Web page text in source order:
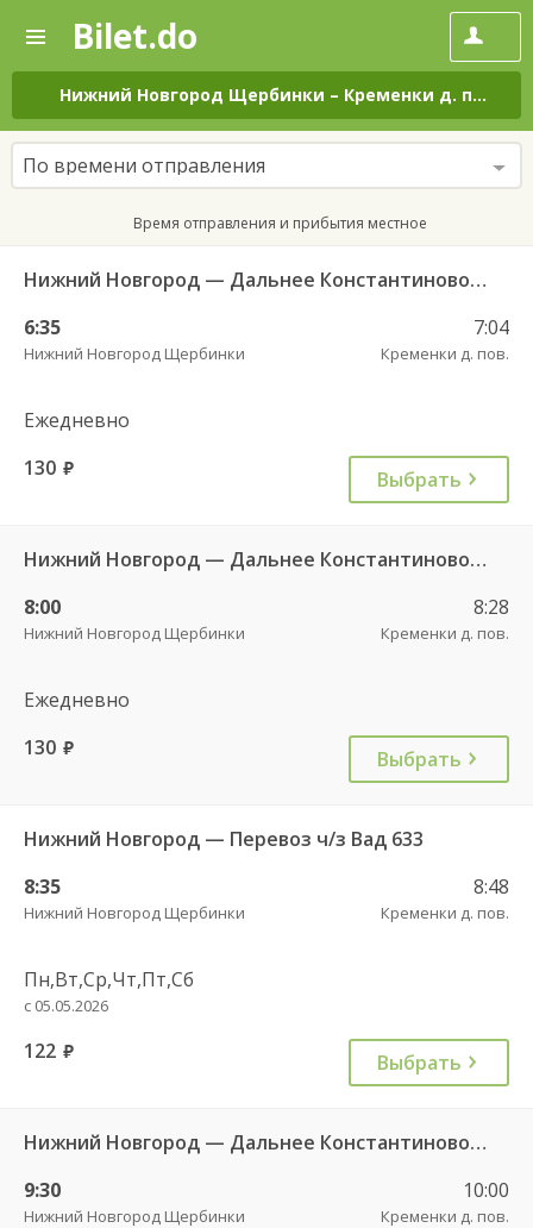
—
Поиск
и
покупка
билетов
на
автобус
онлайн
Bilet.do
Нижний Новгород Щербинки – Кременки д. пов.
По времени отправления
Время отправления и прибытия местное
Нижний Новгород — Дальнее Константиново 1533
6:35
Нижний Новгород Щербинки
7:04
Кременки д. пов.
Ежедневно
130 руб. Выбрать
Нижний Новгород — Дальнее Константиново ч/з Румянцево 1553
8:00
Нижний Новгород Щербинки
8:28
Кременки д. пов.
Ежедневно
130 руб. Выбрать
Нижний Новгород — Перевоз ч/з Вад 633
8:35
Нижний Новгород Щербинки
8:48
Кременки д. пов.
Пн,Вт,Ср,Чт,Пт,Сб
с 05.05.2026
122 руб. Выбрать
Нижний Новгород — Дальнее Константиново 1533
9:30
Нижний Новгород Щербинки
10:00
Кременки д. пов.